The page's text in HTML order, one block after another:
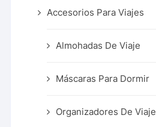
Accesorios Para Viajes
Almohadas De Viaje
Máscaras Para Dormir
Organizadores De Viaje